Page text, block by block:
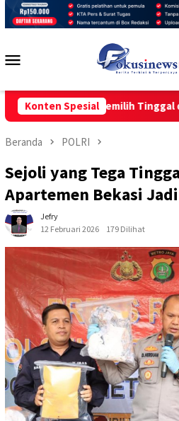
Loncat
Konten Spesial
Memilih Tinggal di Tenda.
Beranda POLRI
Sejoli yang Tega
Apartemen Bekasi
Jefry
12 Februari 2026
179 Dilihat